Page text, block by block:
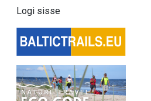
Logi sisse